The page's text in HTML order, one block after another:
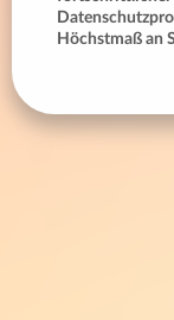
Höchstmaß an